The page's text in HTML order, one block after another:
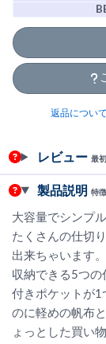
返品について
レビュー 最
製品説明 特
大容量でシンプ
たくさんの仕切
出来ちゃいます
収納できる5つの
付きポケットが1
のに軽めの帆布
ょっとした買い